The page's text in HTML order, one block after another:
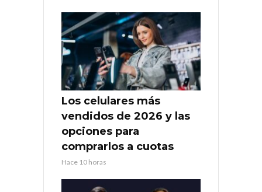
Los celulares más
vendidos de 2026 y las
opciones para
comprarlos a cuotas
Hace 10 horas